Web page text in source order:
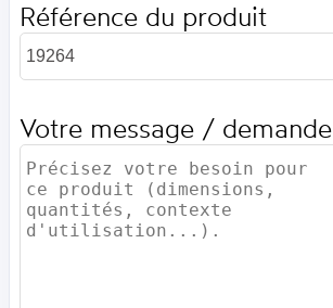
Référence du produit
Votre message / demande